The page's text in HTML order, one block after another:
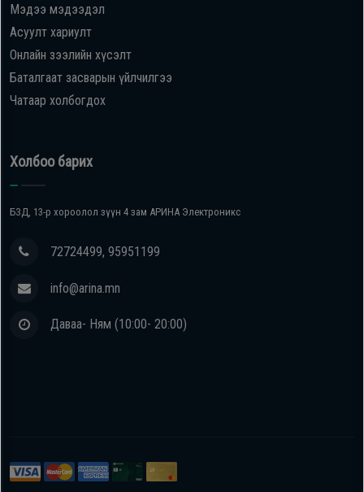
Мэдээ мэдээдэл
Асуулт хариулт
Онлайн зээлийн хүсэлт
Баталгаат засварын үйлчилгээ
Чатаар холбогдох
Холбоо барих
БЗД, 13-р хороолол зүүн 4 зам АРИНА Электроникс
72724499, 95951199
info@arina.mn
Даваа- Ням (10:00- 20:00)